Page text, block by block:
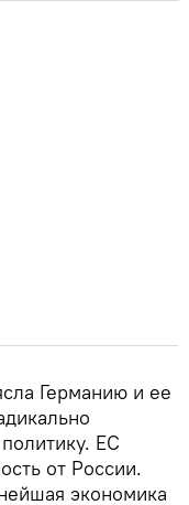
Германию и ее
ЕС
от России.
экономика